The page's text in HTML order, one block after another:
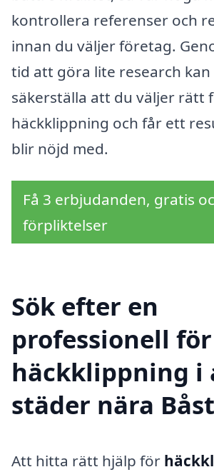
kontrollera referenser och
innan du väljer företag.
tid att göra lite research kan
säkerställa att du väljer rätt
häckklippning och får ett
blir nöjd med.
Få 3 erbjudanden, gratis
förpliktelser
Sök efter en
professionell för
häckklippning i
städer nära
Att hitta rätt hjälp för